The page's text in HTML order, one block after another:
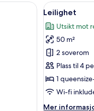
utsikt | Skrivebord,
Åpne
alle
bildene
av
Leilighet
5
Leilighet
Utsikt mot
50 m²
2 soverom
Plass til 4
1
Wi-fi
Mer
Mer